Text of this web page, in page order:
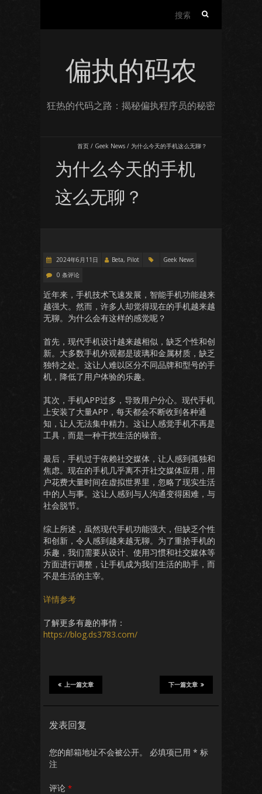
偏执的码农
狂热的代码之路：揭秘偏执程序员的秘密
首页 / Geek News / 为什么今天的手机这么无聊？
为什么今天的手机
这么无聊？
2024年6月11日 Beta, Pilot
Geek News
0 条评论
近年来，手机技术飞速发展，智能手机功能越来
越强大。然而，许多人却觉得现在的手机越来越
无聊。为什么会有这样的感觉呢？
首先，现代手机设计越来越相似，缺乏个性和创
新。大多数手机外观都是玻璃和金属材质，缺乏
独特之处。这让人难以区分不同品牌和型号的手
机，降低了用户体验的乐趣。
其次，手机APP过多，导致用户分心。现代手机
上安装了大量APP，每天都会不断收到各种通
知，让人无法集中精力。这让人感觉手机不再是
工具，而是一种干扰生活的噪音。
最后，手机过于依赖社交媒体，让人感到孤独和
焦虑。现在的手机几乎离不开社交媒体应用，用
户花费大量时间在虚拟世界里，忽略了现实生活
中的人与事。这让人感到与人沟通变得困难，与
社会脱节。
综上所述，虽然现代手机功能强大，但缺乏个性
和创新，令人感到越来越无聊。为了重拾手机的
乐趣，我们需要从设计、使用习惯和社交媒体等
方面进行调整，让手机成为我们生活的助手，而
不是生活的主宰。
详情参考
了解更多有趣的事情：
https://blog.ds3783.com/
下一篇文章
上一篇文章
发表回复
您的邮箱地址不会被公开。 必填项已用 * 标
注
评论 *